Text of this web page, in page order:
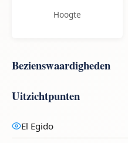
Hoogte
Bezienswaardigheden
Uitzichtpunten
El Egido